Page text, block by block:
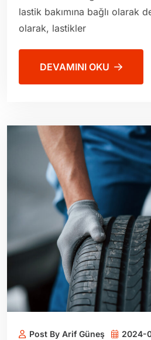
lastik bakımına bağlı olarak
olarak, lastikler
DEVAMINI OKU
Post By Arif Güneş
2024-